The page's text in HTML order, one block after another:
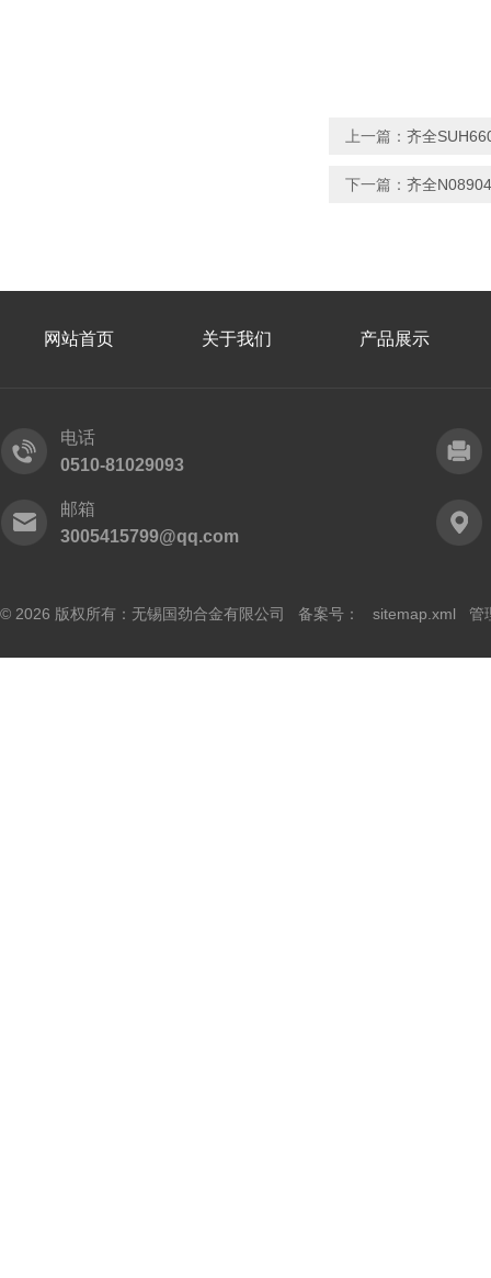
上一篇： 齐全
下一篇： 齐全
网站首页 关于我们 产品展示
电话
0510-81029093
邮箱
3005415799@qq.com
© 2026 版权所有：无锡国劲合金有限公司 备案号： sitemap.xml 管